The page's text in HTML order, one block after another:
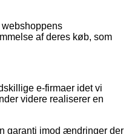
af deres køb, som
e-firmaer idet vi
videre realiserer en
garanti imod ændringer der